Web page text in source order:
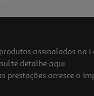
assinalados na
detalhe aqui.
acresce o